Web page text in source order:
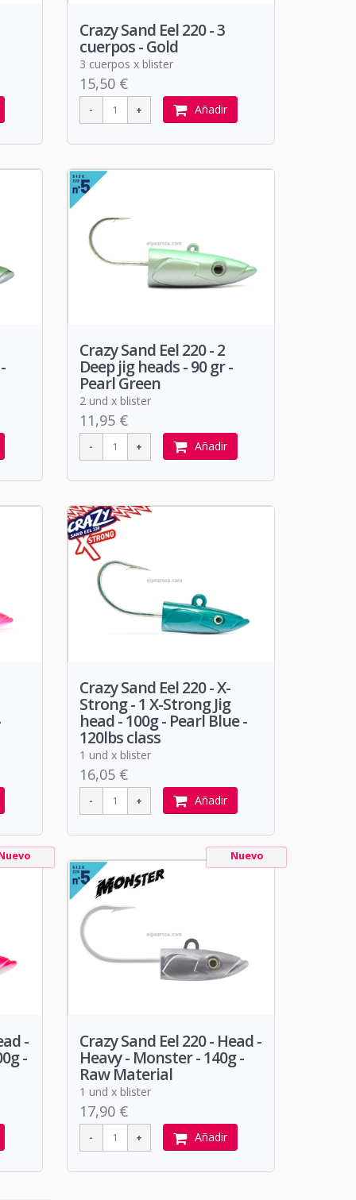
Crazy Sand Eel 220 - 3
cuerpos - Gold
3 cuerpos x blister
15,50 €
Añadir
Crazy Sand Eel 220 - 2
Deep jig heads - 90 gr -
Pearl Green
2 und x blister
11,95 €
Añadir
Crazy Sand Eel 220 - X-
Strong - 1 X-Strong Jig
head - 100g - Pearl Blue -
120lbs class
1 und x blister
16,05 €
Añadir
-
-
Nuevo
Crazy Sand Eel 220 - Head -
Heavy - Monster - 140g -
Raw Material
1 und x blister
17,90 €
Añadir